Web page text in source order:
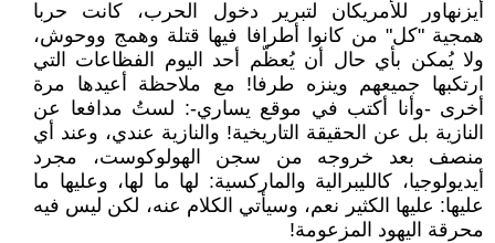
أيزنهاور للأمريكان لتبرير دخول الحرب، كانت حربا
همجية "كل" من كانوا أطرافا فيها قتلة وهمج ووحوش،
ولا يُمكن بأي حال أن يُعظّم أحد اليوم الفظاعات التي
ارتكبها جميعهم وينزه طرفا! مع ملاحظة أعيدها مرة
أخرى -وأنا أكتب في موقع يساري-: لستُ مدافعا عن
النازية بل عن الحقيقة التاريخية! والنازية عندي، وعند أي
منصف بعد خروجه من سجن الهولوكوست، مجرد
أيديولوجيا، كالليبرالية والماركسية: لها ما لها، وعليها ما
عليها: عليها الكثير نعم، وسيأتي الكلام عنه، لكن ليس فيه
محرقة اليهود المزعومة!